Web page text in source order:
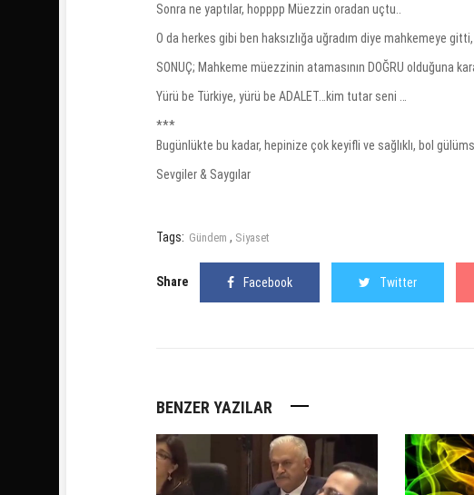
Sonra ne yaptılar, hopppp Müezzin oradan uçtu..
O da herkes gibi ben haksızlığa uğradım diye mahkemeye gitti,
SONUÇ; Mahkeme müezzinin atamasının DOĞRU olduğuna
Yürü be Türkiye, yürü be ADALET…kim tutar seni …
***
Bugünlükte bu kadar, hepinize çok keyifli ve sağlıklı, bol
Sevgiler & Saygılar
Tags: Gündem , Siyaset
Share Facebook Twitter
BENZER YAZILAR